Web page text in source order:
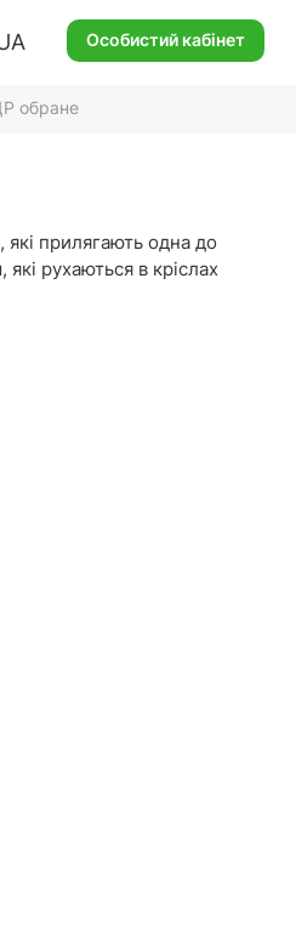
Особистий кабінет
обране
які прилягають одна до
рухаються в кріслах